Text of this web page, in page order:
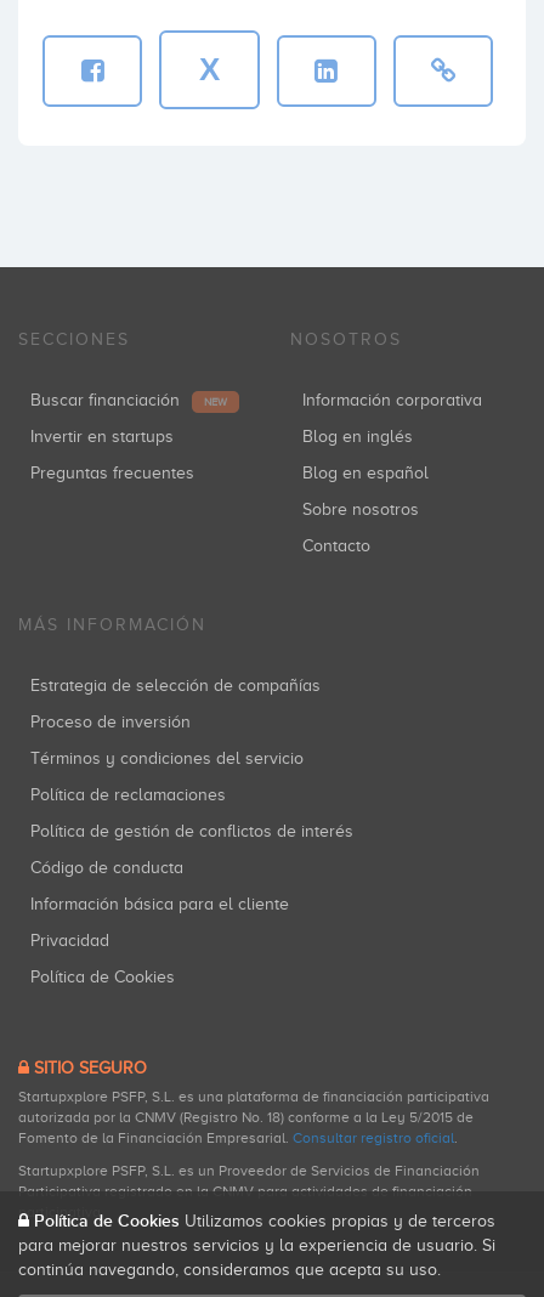
X
SECCIONES
Buscar financiación NEW
Invertir en startups
Preguntas frecuentes
NOSOTROS
Información corporativa
Blog en inglés
Blog en español
Sobre nosotros
Contacto
MÁS INFORMACIÓN
Estrategia de selección de compañías
Proceso de inversión
Términos y condiciones del servicio
Política de reclamaciones
Política de gestión de conflictos de interés
Código de conducta
Información básica para el cliente
Privacidad
Política de Cookies
SITIO SEGURO
Startupxplore PSFP, S.L. es una plataforma de financiación participativa
autorizada por la CNMV (Registro No. 18) conforme a la Ley 5/2015 de
Fomento de la Financiación Empresarial. Consultar registro oficial.
Startupxplore PSFP, S.L. es un Proveedor de Servicios de Financiación
Participativa registrado en la CNMV para actividades de financiación
participativa.
Política de Cookies Utilizamos cookies propias y de terceros
para mejorar nuestros servicios y la experiencia de usuario. Si
continúa navegando, consideramos que acepta su uso.